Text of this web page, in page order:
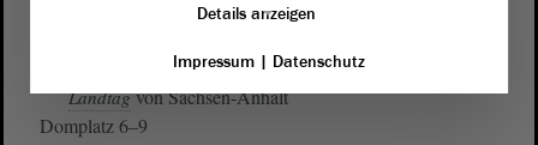
Landtagvon Sachsen-Anhalt
Domplatz 6–9
Details anzeigen
Impressum| Datenschutz